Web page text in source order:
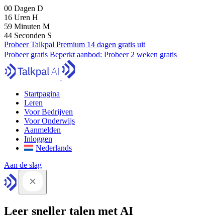
00 Dagen D
16 Uren H
59 Minuten M
43 Seconden S
Probeer Talkpal Premium 14 dagen gratis uit
Probeer gratis Beperkt aanbod: Probeer 2 weken gratis
Startpagina
Leren
Voor Bedrijven
Voor Onderwijs
Aanmelden
Inloggen
Nederlands
Aan de slag
Leer sneller talen met AI